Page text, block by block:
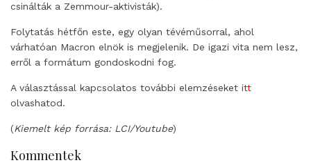
csinálták a Zemmour-aktivisták).
Folytatás hétfőn este, egy olyan tévéműsorral, ahol
várhatóan Macron elnök is megjelenik. De igazi vita nem lesz,
erről a formátum gondoskodni fog.
A választással kapcsolatos további elemzéseket itt
olvashatod.
(Kiemelt kép forrása: LCI/Youtube)
Kommentek